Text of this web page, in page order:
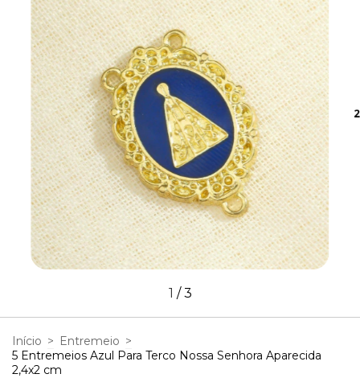
1 /3
Início > Entremeio >
5 Entremeios Azul Para Terco Nossa Senhora Aparecida
2,4x2 cm